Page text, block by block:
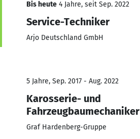
Bis heute 4 Jahre, seit Sep. 2022
Service-Techniker
Arjo Deutschland GmbH
5 Jahre, Sep. 2017 - Aug. 2022
Karosserie- und
Fahrzeugbaumechaniker
Graf Hardenberg-Gruppe